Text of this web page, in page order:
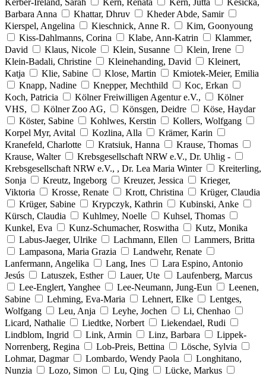
Barbara Anna
Khattar, Dhruv
Kheder Abde, Samir
Kierspel, Angelina
Kieschnick, Anne R.
Kim, Goonyoung
Kiss-Dahlmanns, Corina
Klabe, Ann-Katrin
Klammer,
David
Klaus, Nicole Klein, Susanne
Klein, Irene
Klein-Badali, Christine
Kleinehanding, David
Kleinert,
Katja
Klie, Sabine Klose, Martin
Kmiotek-Meier, Emilia
Knapp, Nadine
Knepper, Mechthild
Koc, Erkan
Koch, Patricia
Kölner Freiwilligen Agentur e.V.,
Kölner
VHS,
Kölner Zoo AG, Könsgen, Deidre
Köse, Haydar
Köster, Sabine
Kohlwes, Kerstin
Kollers, Wolfgang
Korpel Myr, Avital
Kozlina, Alla
Krämer, Karin
Kranefeld, Charlotte
Kratsiuk, Hanna
Krause, Thomas
Krause, Walter
Krebsgesellschaft NRW e.V., Dr. Uhlig -
Krebsgesellschaft NRW e.V., , Dr. Lea Maria Winter
Kreiterling,
Sonja
Kreutz, Ingeborg Kreuzer, Jessica
Krieger,
Viktoria
Krosse, Renate Krott, Christina
Krüger, Claudia
Krüger, Sabine
Krypczyk, Kathrin
Kubinski, Anke
Kürsch, Claudia
Kuhlmey, Noelle
Kuhsel, Thomas
Kunkel, Eva
Kunz-Schumacher, Roswitha
Kutz, Monika
Labus-Jaeger, Ulrike
Lachmann, Ellen
Lammers, Britta
Lampasona, Maria Grazia
Landwehr, Renate
Lanfermann, Angelika
Lang, Ines
Lara Espino, Antonio
Jesús
Latuszek, Esther Lauer, Ute
Laufenberg, Marcus
Lee-Englert, Yanghee
Lee-Neumann, Jung-Eun
Leenen,
Sabine
Lehming, Eva-Maria Lehnert, Elke
Lentges,
Wolfgang
Leu, Anja Leyhe, Jochen
Li, Chenhao
Licard, Nathalie
Liedtke, Norbert
Liekendael, Rudi
Lindblom, Ingrid
Link, Armin Linz, Barbara
Lippek-
Norrenberg, Regina
Lob-Preis, Bettina
Lösche, Sylvia
Lohmar, Dagmar
Lombardo, Wendy Paola
Longhitano,
Nunzia
Lozo, Simon Lu, Qing
Lücke, Markus